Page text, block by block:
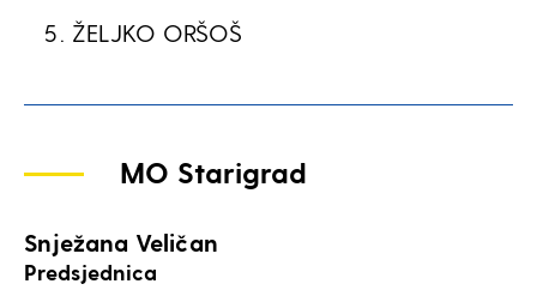
ŽELJKO ORŠOŠ
MO Starigrad
Snježana Veličan
Predsjednica